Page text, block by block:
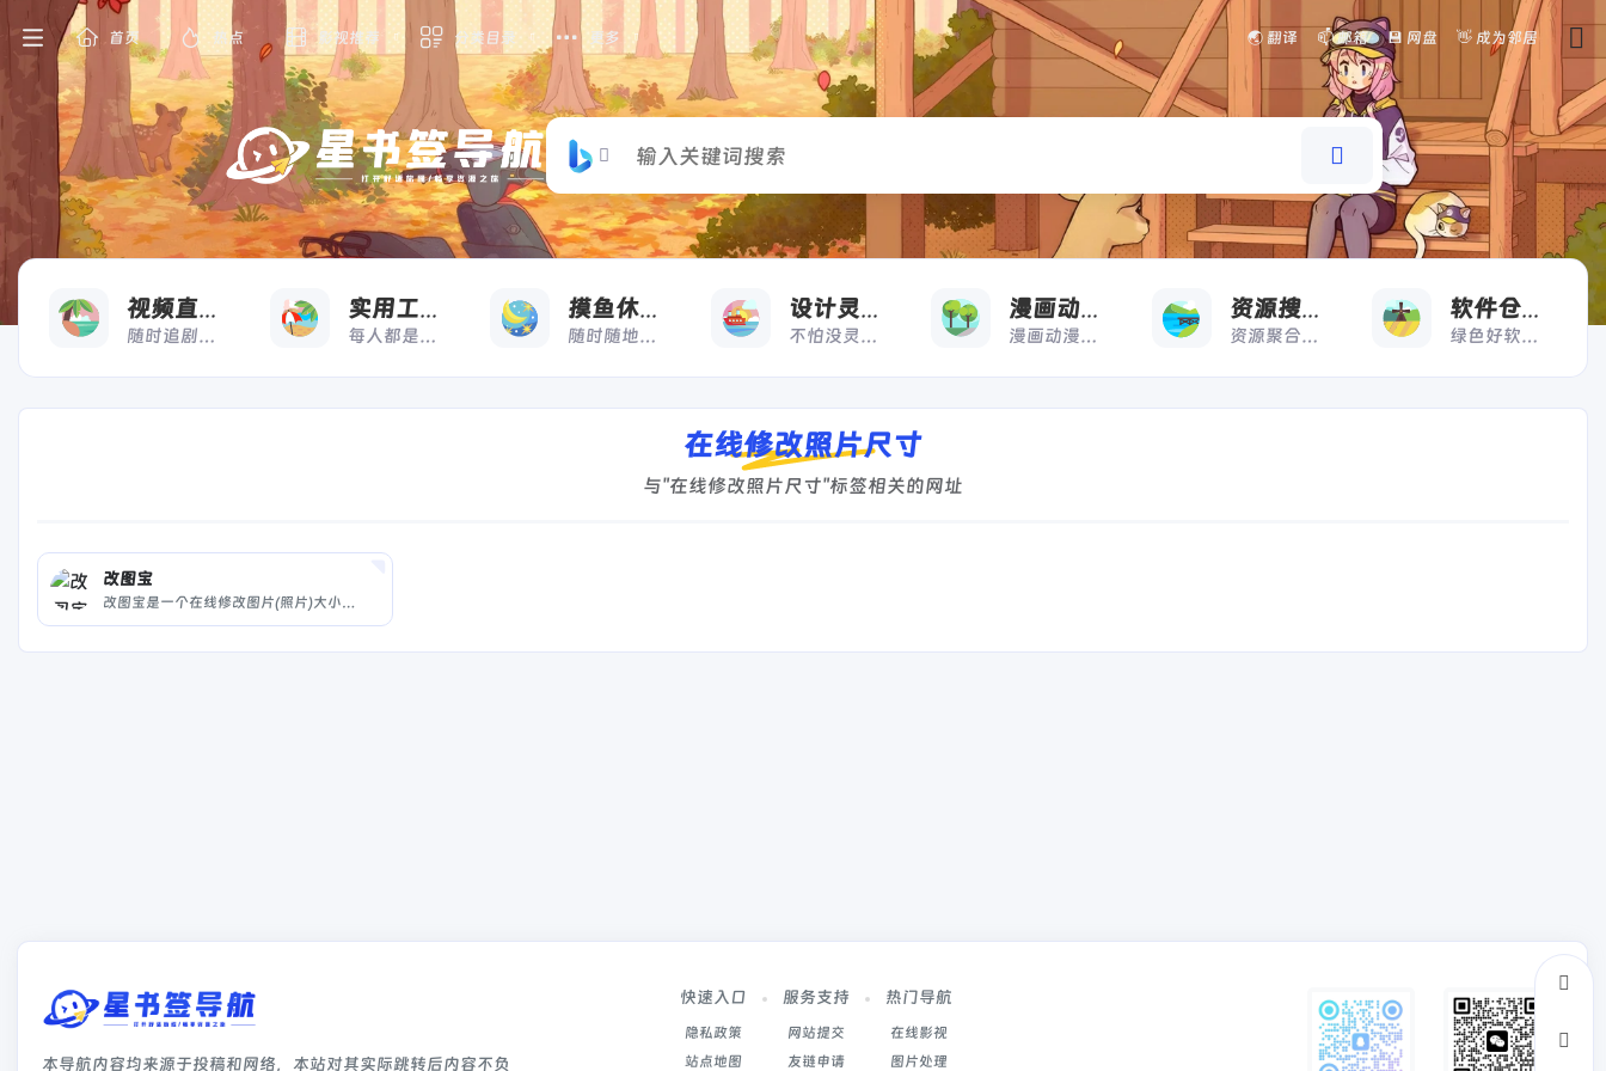
首页 热点 影视推荐 分类目录 更多 🌏 翻译 📫 邮箱 💾 网盘 👋 成为邻居
视频直播
随时追剧，想看就看
实用工具
每人都是高效打工人
摸鱼休闲
随时随地，想摸就摸
设计灵感
不怕没灵感，来借鉴
漫画动漫
漫画动漫一键直达
资源搜索
资源聚合搜索快人一步
软件仓库
绿色好软极速下载
在线修改照片尺寸
与"在线修改照片尺寸"标签相关的网址
改图宝
改图宝是一个在线修改图片(照片)大小和尺寸的免费软件，可把上传照片调整或裁剪为一寸、两寸等尺寸，并能对图片进行压缩大小、修改分辨率、旋转、转换格式、加水印等编辑；适用于公务员、英语、计算机、会计、护士、建造师等考试入学网上报名照片和社保、签证等证件照片及微信图片的处理；现在就使用改图宝在线修改图片大小和尺寸吧！
本导航内容均来源于投稿和网络，本站对其实际跳转后内容不负
快速入口
隐私政策
站点地图
服务支持
网站提交
友链申请
热门导航
在线影视
图片处理